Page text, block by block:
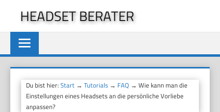
springen
HEADSET BERATER
Du bist hier:Start →Tutorials → FAQ → Wie kann man die
Einstellungen eines Headsets an die persönliche Vorliebe
anpassen?